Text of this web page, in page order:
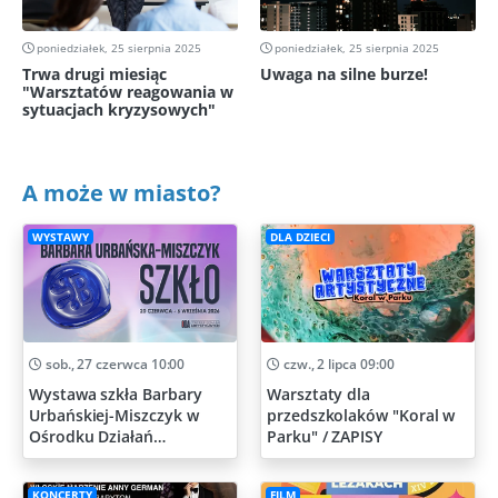
poniedziałek, 25 sierpnia 2025
Trwa drugi miesiąc
"Warsztatów reagowania w
sytuacjach kryzysowych"
poniedziałek, 25 sierpnia 2025
Uwaga na silne burze!
A może w miasto?
WYSTAWY
sob., 27 czerwca 10:00
Wystawa szkła Barbary
Urbańskiej-Miszczyk w
Ośrodku Działań
Artystycznych
DLA DZIECI
czw., 2 lipca 09:00
Warsztaty dla
przedszkolaków "Koral w
Parku" / ZAPISY
KONCERTY FILM